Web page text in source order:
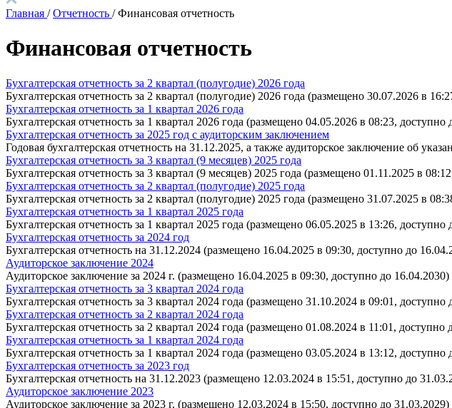
Главная /Отчетность /Финансовая отчетность
Финансовая отчетность
Бухгалтерская отчетность за 2 квартал (полугодие) 2026 года
Бухгалтерская отчетность за 2 квартал (полугодие) 2026 года (размещено 30.07.2026 в
Бухгалтерская отчетность за 1 квартал 2026 года
Бухгалтерская отчетность за 1 квартал 2026 года (размещено 04.05.2026 в 08:23, доступно
Бухгалтерская отчетность за 2025 год с аудиторским заключением
Годовая бухгалтерская отчетность на 31.12.2025, а также аудиторское заключение об
Бухгалтерская отчетность за 3 квартал (9 месяцев) 2025 года
Бухгалтерская отчетность за 3 квартал (9 месяцев) 2025 года (размещено 01.11.2025 в
Бухгалтерская отчетность за 2 квартал (полугодие) 2025 года
Бухгалтерская отчетность за 2 квартал (полугодие) 2025 года (размещено 31.07.2025 в
Бухгалтерская отчетность за 1 квартал 2025 года
Бухгалтерская отчетность за 1 квартал 2025 года (размещено 06.05.2025 в 13:26, доступно
Бухгалтерская отчетность за 2024 год
Бухгалтерская отчетность на 31.12.2024 (размещено 16.04.2025 в 09:30, доступно до
Аудиторское заключение 2024
Аудиторское заключение за 2024 г. (размещено 16.04.2025 в 09:30, доступно до 16.04.2030)
Бухгалтерская отчетность за 3 квартал 2024 года
Бухгалтерская отчетность за 3 квартал 2024 года (размещено 31.10.2024 в 09:01, доступно
Бухгалтерская отчетность за 2 квартал 2024 года
Бухгалтерская отчетность за 2 квартал 2024 года (размещено 01.08.2024 в 11:01, доступно
Бухгалтерская отчетность за 1 квартал 2024 года
Бухгалтерская отчетность за 1 квартал 2024 года (размещено 03.05.2024 в 13:12, доступно
Бухгалтерская отчетность за 2023 год
Бухгалтерская отчетность на 31.12.2023 (размещено 12.03.2024 в 15:51, доступно до
Аудиторское заключение 2023
Аудиторское заключение за 2023 г. (размещено 12.03.2024 в 15:50, доступно до 31.03.2029)